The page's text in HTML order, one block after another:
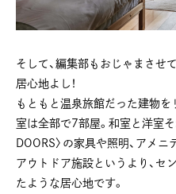
そして、編集部もおじゃまさせ
居心地よし！
もともと温泉旅館だった建物を
室は全部で7部屋。和室と洋室
DOORS〉の家具や照明、アメニ
アウトドア施設というより、セ
たような居心地です。